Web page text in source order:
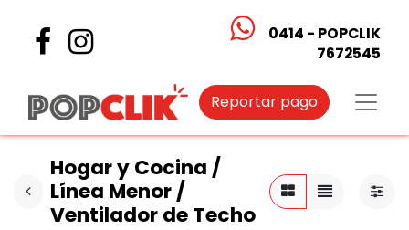
0414 - POPCLIK
7672545
Reportar pago
Hogar y Cocina /
Línea Menor /
Ventilador de Techo